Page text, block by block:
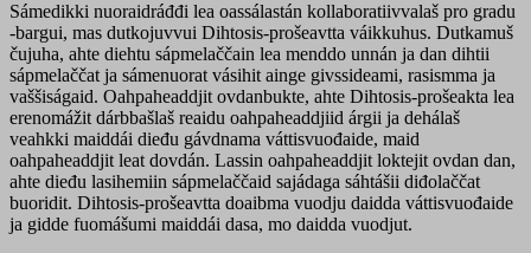
Sámedikki nuoraidráđđi lea oassálastán kollaboratiivvalaš pro gradu
-bargui, mas dutkojuvvui Dihtosis-prošeavtta váikkuhus. Dutkamuš
čujuha, ahte diehtu sápmelaččain lea menddo unnán ja dan dihtii
sápmelaččat ja sámenuorat vásihit ainge givssideami, rasismma ja
vaššiságaid. Oahpaheaddjit ovdanbukte, ahte Dihtosis-prošeakta lea
erenomážit dárbbašlaš reaidu oahpaheaddjiid árgii ja dehálaš
veahkki maiddái dieđu gávdnama váttisvuođaide, maid
oahpaheaddjit leat dovdán. Lassin oahpaheaddjit loktejit ovdan dan,
ahte dieđu lasihemiin sápmelaččaid sajádaga sáhtášii diđolaččat
buoridit. Dihtosis-prošeavtta doaibma vuodju daidda váttisvuođaide
ja gidde fuomášumi maiddái dasa, mo daidda vuodjut.